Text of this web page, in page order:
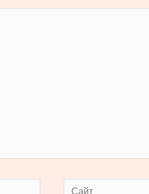
Сайт